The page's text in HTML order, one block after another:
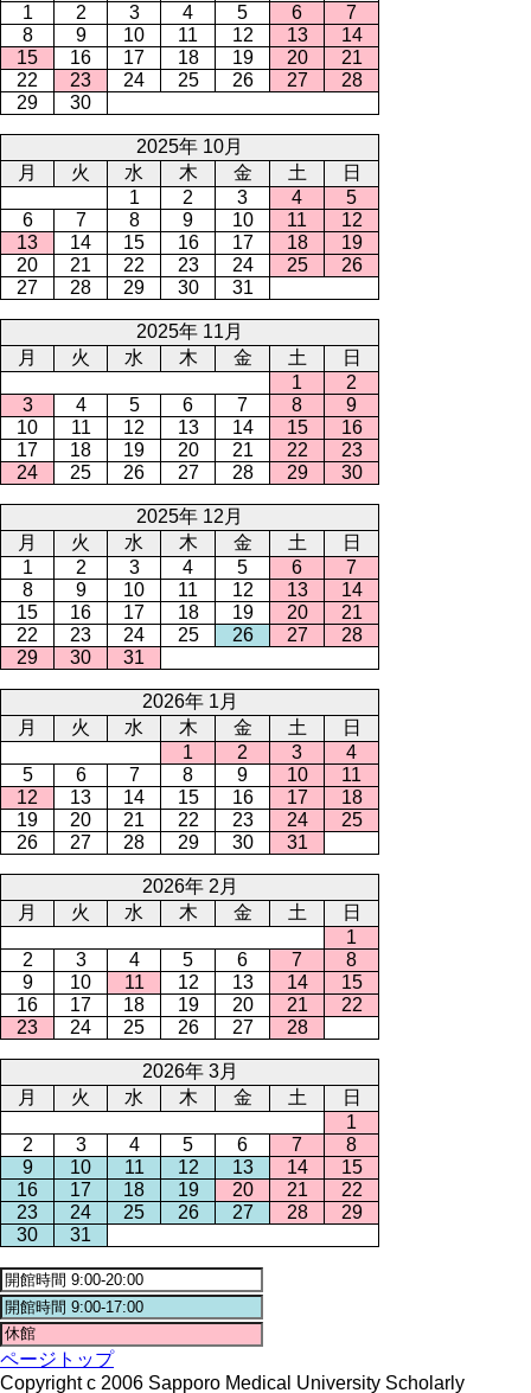
1
2 3 4 5 6
7
8
9 10 11 12 13
14
15
16 17 18 19 20
21
22
23 24 25 26 27
28
29
30
2025年 10月
月
火 水 木 金 土
日
1
2 3 4
5
6
7 8 9 10 11
12
13
14 15 16 17 18
19
20
21 22 23 24 25
26
27
28 29 30 31
2025年 11月
月
火 水 木 金 土
日
1
2
3
4 5 6 7 8
9
10
11 12 13 14 15
16
17
18 19 20 21 22
23
24
25 26 27 28 29 30
2025年 12月
月
火 水 木 金 土
日
1
2 3 4 5 6
7
8
9 10 11 12 13
14
15
16 17 18 19 20
21
22
23 24 25 26 27
28
29
30 31
2026年 1月
月
火 水 木 金 土
日
1
2 3
4
5
6 7 8 9 10
11
12
13 14 15 16 17
18
19
20 21 22 23 24
25
26
27 28 29 30 31
2026年 2月
月
火 水 木 金 土
日
1
2
3 4 5 6 7
8
9
10 11 12 13 14
15
16
17 18 19 20 21
22
23
24 25 26 27 28
2026年 3月
月
火 水 木 金 土
日
1
2
3 4 5 6 7
8
9
10 11 12 13 14
15
16
17 18 19 20 21
22
23
24 25 26 27 28
29
30
31
ページトップ
Copyright c 2006 Sapporo Medical University Scholarly